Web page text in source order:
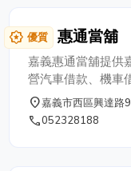
award_star 優質 惠通當舖
嘉義惠通當舖提供
營汽車借款、機車
當，快速放款、低
惠通當舖最放心！
place嘉義市西區興達路
phone052328188